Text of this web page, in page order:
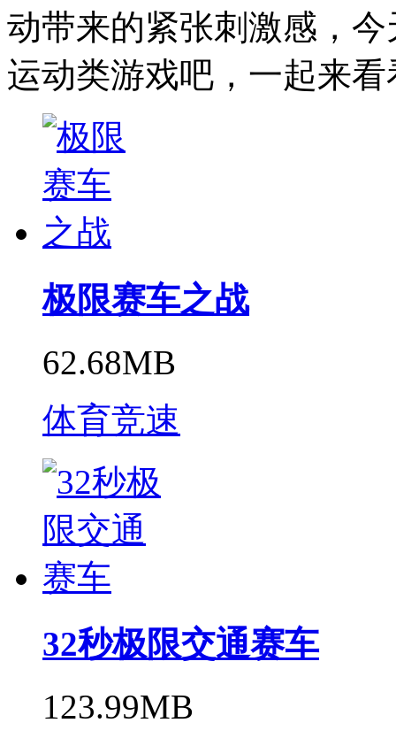
动带来的紧张刺激感，
运动类游戏吧，一起来看
极限赛车之战
62.68MB
体育竞速
32秒极限交通赛车
123.99MB